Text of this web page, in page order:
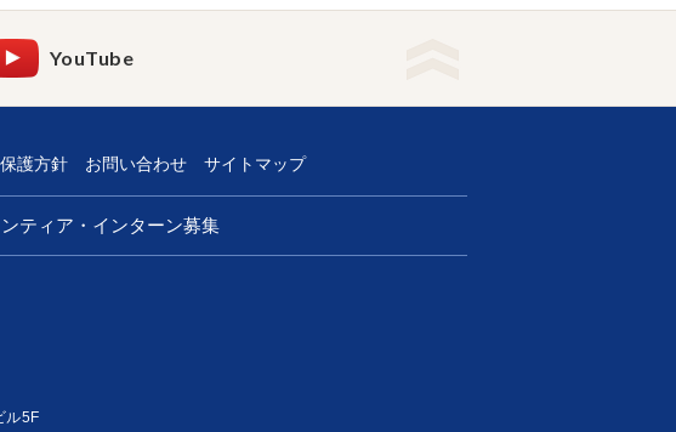
YouTube
護方針 お問い合わせ サイトマップ
ティア・インターン募集
ル5F